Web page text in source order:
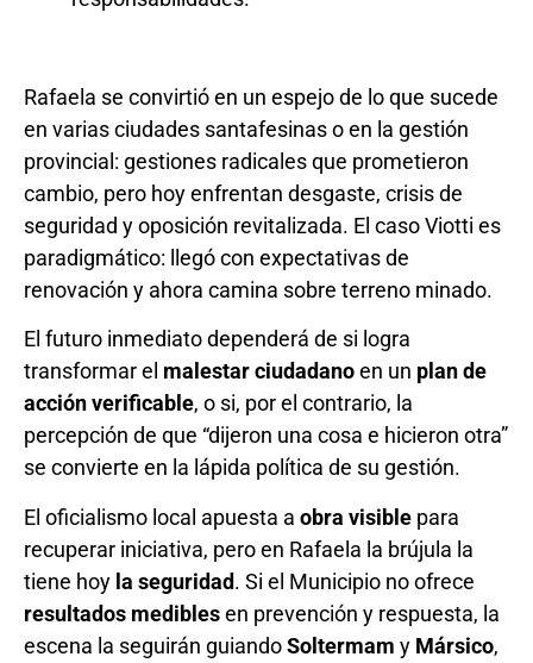
Rafaela se convirtió en un espejo de lo que sucede
en varias ciudades santafesinas o en la gestión
provincial: gestiones radicales que prometieron
cambio, pero hoy enfrentan desgaste, crisis de
seguridad y oposición revitalizada. El caso Viotti es
paradigmático: llegó con expectativas de
renovación y ahora camina sobre terreno minado.
El futuro inmediato dependerá de si logra
transformar el malestar ciudadanoen un plan de
acción verificable, o si, por el contrario, la
percepción de que “dijeron una cosa e hicieron otra”
se convierte en la lápida política de su gestión.
El oficialismo local apuesta a obra visible para
recuperar iniciativa, pero en Rafaela la brújula la
tiene hoy la seguridad. Si el Municipio no ofrece
resultados mediblesen prevención y respuesta, la
escena la seguirán guiandoSoltermam y Mársico,